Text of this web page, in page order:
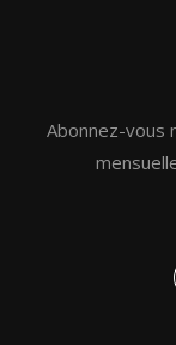
Abonnez-vous